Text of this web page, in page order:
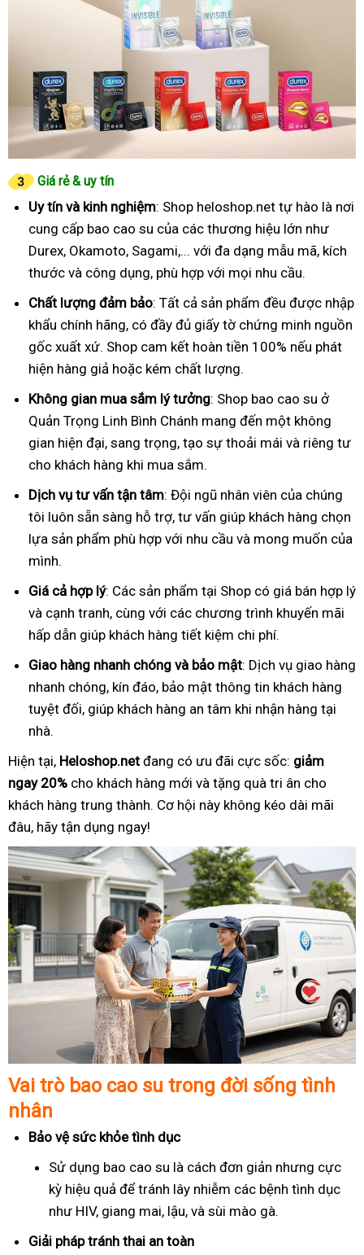
Giá rẻ & uy tín
Uy tín và kinh nghiệm: Shop heloshop.net tự hào là nơi
cung cấp bao cao su của các thương hiệu lớn như
Durex, Okamoto, Sagami,... với đa dạng mẫu mã, kích
thước và công dụng, phù hợp với mọi nhu cầu.
Chất lượng đảm bảo: Tất cả sản phẩm đều được nhập
khẩu chính hãng, có đầy đủ giấy tờ chứng minh nguồn
gốc xuất xứ. Shop cam kết hoàn tiền 100% nếu phát
hiện hàng giả hoặc kém chất lượng.
Không gian mua sắm lý tưởng: Shop bao cao su ở
Quản Trọng Linh Bình Chánh mang đến một không
gian hiện đại, sang trọng, tạo sự thoải mái và riêng tư
cho khách hàng khi mua sắm.
Dịch vụ tư vấn tận tâm: Đội ngũ nhân viên của chúng
tôi luôn sẵn sàng hỗ trợ, tư vấn giúp khách hàng chọn
lựa sản phẩm phù hợp với nhu cầu và mong muốn của
mình.
Giá cả hợp lý: Các sản phẩm tại Shop có giá bán hợp lý
và cạnh tranh, cùng với các chương trình khuyến mãi
hấp dẫn giúp khách hàng tiết kiệm chi phí.
Giao hàng nhanh chóng và bảo mật: Dịch vụ giao hàng
nhanh chóng, kín đáo, bảo mật thông tin khách hàng
tuyệt đối, giúp khách hàng an tâm khi nhận hàng tại
nhà.
Hiện tại, Heloshop.net đang có ưu đãi cực sốc: giảm
ngay 20% cho khách hàng mới và tặng quà tri ân cho
khách hàng trung thành. Cơ hội này không kéo dài mãi
đâu, hãy tận dụng ngay!
Vai trò bao cao su trong đời sống tình
nhân
Bảo vệ sức khỏe tình dục
Sử dụng bao cao su là cách đơn giản nhưng cực
kỳ hiệu quả để tránh lây nhiễm các bệnh tình dục
như HIV, giang mai, lậu, và sùi mào gà.
Giải pháp tránh thai an toàn